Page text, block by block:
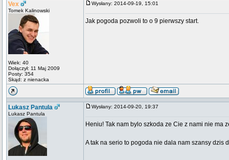
Vex
Tomek Kalinowski
Wiek: 40
Dołączył: 11 Maj 2009
Posty: 354
Skąd: z nienacka
Wysłany: 2014-09-19, 15:01
Jak pogoda pozwoli to o 9 pierwszy start.
Lukasz Pantula
Lukasz Pantula
Wysłany: 2014-09-20, 19:37
Heniu! Tak nam bylo szkoda ze Cie z nami nie ma
A tak na serio to pogoda nie dala nam szansy dzis